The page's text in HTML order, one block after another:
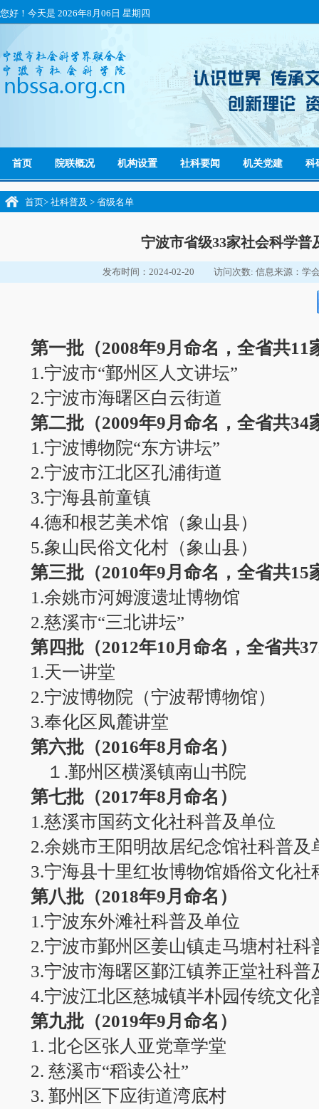
您好！今天是 2026年8月06日 星期四
首页 院联概况 机构设置 社科要闻 机关党建 科
首页> 社科普及 > 省级名单
宁波市省级33家社会科学普
发布时间：2024-02-20 访问次数: 信息来源：学
第一批（2008年9月命名，全省共11
1.宁波市“鄞州区人文讲坛”
2.宁波市海曙区白云街道
第二批（2009年9月命名，全省共34
1.宁波博物院“东方讲坛”
2.宁波市江北区孔浦街道
3.宁海县前童镇
4.德和根艺美术馆（象山县）
5.象山民俗文化村（象山县）
第三批（2010年9月命名，全省共15
1.余姚市河姆渡遗址博物馆
2.慈溪市“三北讲坛”
第四批（2012年10月命名，全省共
1.天一讲堂
2.宁波博物院（宁波帮博物馆）
3.奉化区凤麓讲堂
第六批（2016年8月命名）
１.鄞州区横溪镇南山书院
第七批（2017年8月命名）
1.慈溪市国药文化社科普及单位
2.余姚市王阳明故居纪念馆社科普及
3.宁海县十里红妆博物馆婚俗文化社
第八批（2018年9月命名）
1.宁波东外滩社科普及单位
2.宁波市鄞州区姜山镇走马塘村社科
3.宁波市海曙区鄞江镇养正堂社科普
4.宁波江北区慈城镇半朴园传统文化
第九批（2019年9月命名）
1. 北仑区张人亚党章学堂
2. 慈溪市“稻读公社”
3. 鄞州区下应街道湾底村